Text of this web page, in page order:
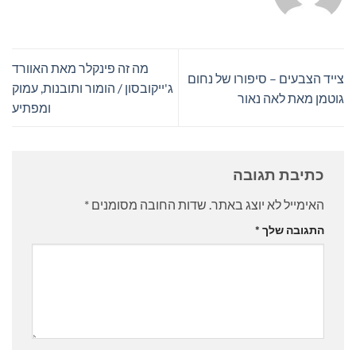
צייד הצבעים – סיפורו של נחום
גוטמן מאת לאה נאור
מה זה פינקלר מאת האוורד
ג'ייקובסון / הומור ותובנות, עמוק
ומפתיע
כתיבת תגובה
האימייל לא יוצג באתר. שדות החובה מסומנים *
התגובה שלך *